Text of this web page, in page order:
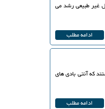
غیر طبیعی رشد می
ادامه مطلب
که آنتی بادی های
ادامه مطلب